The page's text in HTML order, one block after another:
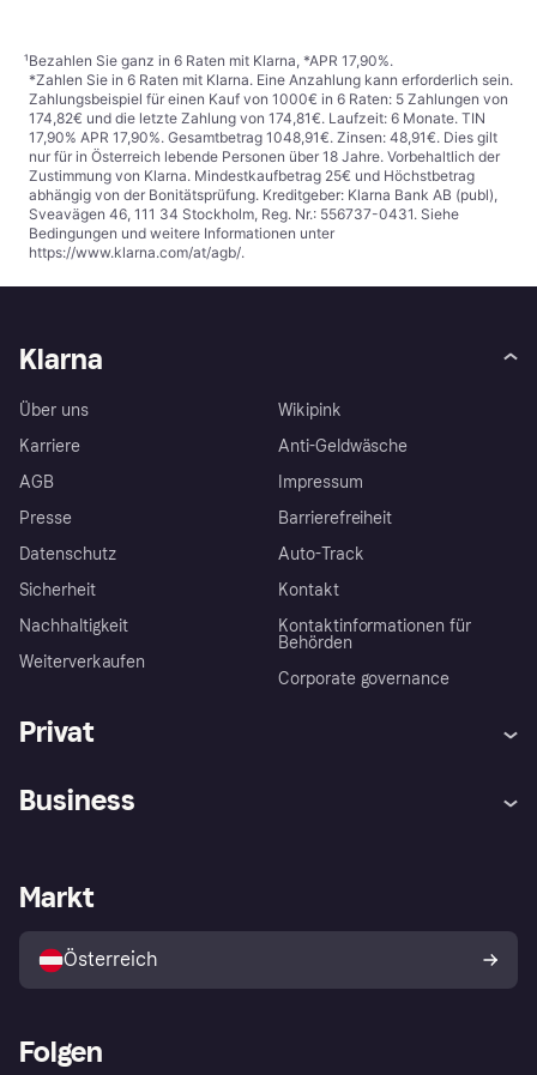
¹Bezahlen Sie ganz in 6 Raten mit Klarna, *APR 17,90%.
*Zahlen Sie in 6 Raten mit Klarna. Eine Anzahlung kann erforderlich sein.
Zahlungsbeispiel für einen Kauf von 1000€ in 6 Raten: 5 Zahlungen von
174,82€ und die letzte Zahlung von 174,81€. Laufzeit: 6 Monate. TIN
17,90% APR 17,90%. Gesamtbetrag 1048,91€. Zinsen: 48,91€. Dies gilt
nur für in Österreich lebende Personen über 18 Jahre. Vorbehaltlich der
Zustimmung von Klarna. Mindestkaufbetrag 25€ und Höchstbetrag
abhängig von der Bonitätsprüfung. Kreditgeber: Klarna Bank AB (publ),
Sveavägen 46, 111 34 Stockholm, Reg. Nr.: 556737-0431. Siehe
Bedingungen und weitere Informationen unter
https://www.klarna.com/at/agb/.
Klarna
Über uns
Karriere
AGB
Presse
Datenschutz
Sicherheit
Nachhaltigkeit
Weiterverkaufen
Wikipink
Anti-Geldwäsche
Impressum
Barrierefreiheit
Auto-Track
Kontakt
Kontaktinformationen für
Behörden
Corporate governance
Privat
Shops entdecken
Business
Händlerportal
Markt
Österreich
Folgen